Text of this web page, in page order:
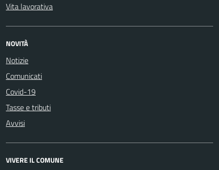
Vita lavorativa
NOVITÀ
Notizie
Comunicati
Covid-19
Tasse e tributi
Avvisi
VIVERE IL COMUNE